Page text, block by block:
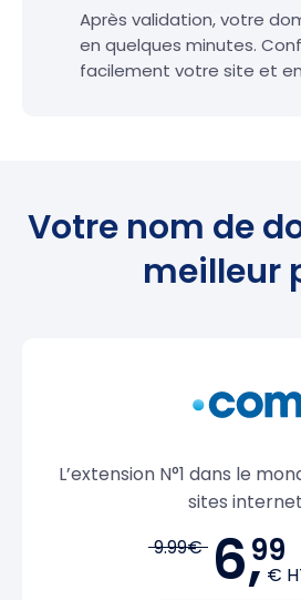
Après validation, votre
en quelques minutes.
facilement votre site et
Votre nom de
meilleur
L’extension N°1 dans le
sites
9.99€ 6,99
€